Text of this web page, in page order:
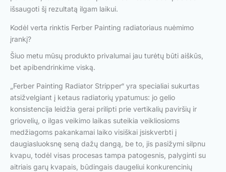
išsaugoti šį rezultatą ilgam laikui.
Kodėl verta rinktis Ferber Painting radiatoriaus nuėmimo
įrankį?
Šiuo metu mūsų produkto privalumai jau turėtų būti aiškūs,
bet apibendrinkime viską.
„Ferber Painting Radiator Stripper“ yra specialiai sukurtas
atsižvelgiant į ketaus radiatorių ypatumus: jo gelio
konsistencija leidžia gerai prilipti prie vertikalių paviršių ir
griovelių, o ilgas veikimo laikas suteikia veikliosioms
medžiagoms pakankamai laiko visiškai įsiskverbti į
daugiasluoksnę seną dažų dangą, be to, jis pasižymi silpnu
kvapu, todėl visas procesas tampa patogesnis, palyginti su
aitriais garų kvapais, būdingais daugeliui konkurencinių